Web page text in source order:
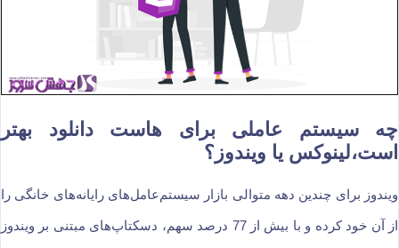
چه سیستم عاملی برای هاست دانلود بهتر
است،لینوکس یا ویندوز؟
ویندوز برای چندین دهه متوالی بازار سیستم‌عامل‌های رایانه‌های خانگی را
از آن خود کرده و با بیش از 77 درصد سهم، دسکتاپ‌های مبتنی بر ویندوز